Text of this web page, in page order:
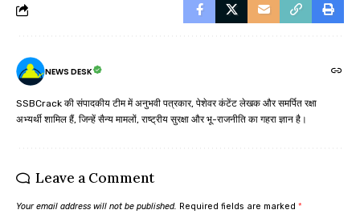
NEWS DESK
SSBCrack की संपादकीय टीम में अनुभवी पत्रकार, पेशेवर कंटेंट लेखक और समर्पित रक्षा
अभ्यर्थी शामिल हैं, जिन्हें सैन्य मामलों, राष्ट्रीय सुरक्षा और भू-राजनीति का गहरा ज्ञान है।
Leave a Comment
Your email address will not be published. Required fields are marked *